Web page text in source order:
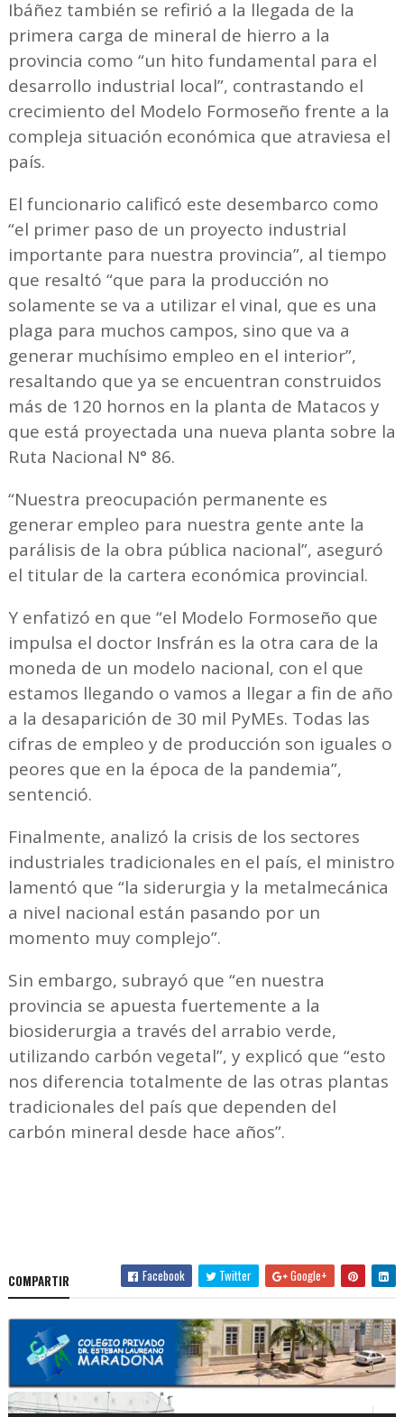
Ibáñez también se refirió a la llegada de la
primera carga de mineral de hierro a la
provincia como “un hito fundamental para el
desarrollo industrial local”, contrastando el
crecimiento del Modelo Formoseño frente a la
compleja situación económica que atraviesa el
país.
El funcionario calificó este desembarco como
“el primer paso de un proyecto industrial
importante para nuestra provincia”, al tiempo
que resaltó “que para la producción no
solamente se va a utilizar el vinal, que es una
plaga para muchos campos, sino que va a
generar muchísimo empleo en el interior”,
resaltando que ya se encuentran construidos
más de 120 hornos en la planta de Matacos y
que está proyectada una nueva planta sobre la
Ruta Nacional N° 86.
“Nuestra preocupación permanente es
generar empleo para nuestra gente ante la
parálisis de la obra pública nacional”, aseguró
el titular de la cartera económica provincial.
Y enfatizó en que “el Modelo Formoseño que
impulsa el doctor Insfrán es la otra cara de la
moneda de un modelo nacional, con el que
estamos llegando o vamos a llegar a fin de año
a la desaparición de 30 mil PyMEs. Todas las
cifras de empleo y de producción son iguales o
peores que en la época de la pandemia”,
sentenció.
Finalmente, analizó la crisis de los sectores
industriales tradicionales en el país, el ministro
lamentó que “la siderurgia y la metalmecánica
a nivel nacional están pasando por un
momento muy complejo”.
Sin embargo, subrayó que “en nuestra
provincia se apuesta fuertemente a la
biosiderurgia a través del arrabio verde,
utilizando carbón vegetal”, y explicó que “esto
nos diferencia totalmente de las otras plantas
tradicionales del país que dependen del
carbón mineral desde hace años”.
COMPARTIR Facebook Twitter Google+